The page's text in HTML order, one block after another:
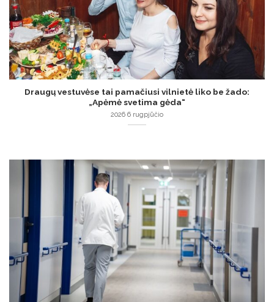
Draugų vestuvėse tai pamačiusi vilnietė liko be žado:
„Apėmė svetima gėda“
2026 6 rugpjūčio